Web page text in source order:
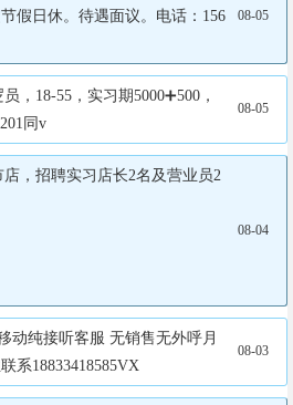
假日休。待遇面议。电话：156
08-05
，18-55，实习期5000➕500，
同v
08-05
，招聘实习店长2名及营业员2
08-04
动纯接听客服 无销售无外呼月
系18833418585VX
08-03